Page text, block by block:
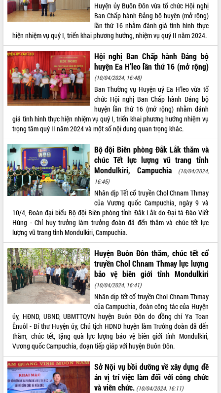
ĐIỂM TIN VĂN BẢN
VIDEO
Không có file video nào để phát.
ALBUM ẢNH
LIÊN KẾT WEB
Huyện ủy Buôn Đôn vừa tổ chức Hội nghị
Ban Chấp hành Đảng bộ huyện (mở rộng)
lần thứ 16 nhằm đánh giá tình hình thực
hiện nhiệm vụ quý I, triển khai phương hướng, nhiệm vụ quý II năm 2024.
Hội nghị Ban Chấp hành Đảng bộ
huyện Ea H’leo lần thứ 16 (mở rộng)
(10/04/2024, 16:48)
Ban Thường vụ Huyện uỷ Ea H’leo vừa tổ
chức Hội nghị Ban Chấp hành Đảng bộ
huyện lần thứ 16 (mở rộng) nhằm đánh
giá tình hình thực hiện nhiệm vụ quý I, triển khai phương hướng nhiệm vụ
trọng tâm quý II năm 2024 và một số nội dung quan trọng khác.
Bộ đội Biên phòng Đắk Lắk thăm và
chúc Tết lực lượng vũ trang tỉnh
Mondulkiri, Campuchia
(10/04/2024,
16:45)
Nhân dịp Tết cổ truyền Chol Chnam Thmay
của Vương quốc Campuchia, ngày 9 và
10/4, Đoàn đại biểu Bộ đội Biên phòng tỉnh Đắk Lắk do Đại tá Đào Viết
Hùng - Chỉ huy trưởng làm trưởng đoàn đã đến thăm và chúc tết lực
lượng vũ trang tỉnh Mondulkiri, Campuchia.
Huyện Buôn Đôn thăm, chúc tết cổ
truyền Chol Chnam Thmay lực lượng
bảo vệ biên giới tỉnh Mondulkiri
(10/04/2024, 16:41)
Nhân dịp tết cổ truyền Chol Chnam Thmay
của Campuchia, đoàn công tác của Huyện
ủy, HĐND, UBND, UBMTTQVN huyện Buôn Đôn do đồng chí Ya Toan
Ênuôl - Bí thư Huyện ủy, Chủ tịch HDND huyện làm Trưởng đoàn đã đến
thăm, chúc tết, tặng quà lực lượng bảo vệ biên giới tỉnh Mondulkiri,
Vương quốc Campuchia, đoạn tiếp giáp với huyện Buôn Đôn.
Sở Nội vụ bồi dưỡng về xây dựng đề
án vị trí việc làm đối với công chức
và viên chức. (10/04/2024, 16:11)